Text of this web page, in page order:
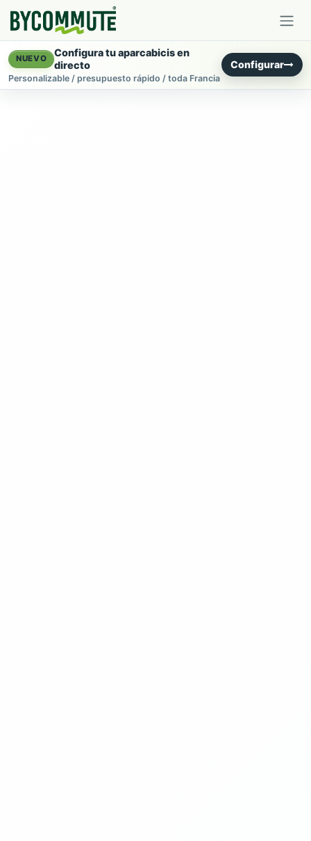
NUEVO
Configura tu aparcabicis en
directo
Personalizable / presupuesto rápido / toda Francia
Configurar